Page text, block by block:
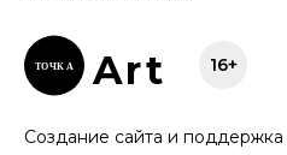
ТОЧК А Art 16+
Создание сайта и поддержка